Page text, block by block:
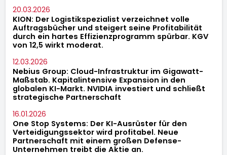
20.03.2026
KION: Der Logistikspezialist verzeichnet volle
Auftragsbücher und steigert seine Profitabilität
durch ein hartes Effizienzprogramm spürbar. KGV
von 12,5 wirkt moderat.
12.03.2026
Nebius Group: Cloud-Infrastruktur im Gigawatt-
Maßstab. Kapitalintensive Expansion in den
globalen KI-Markt. NVIDIA investiert und schließt
strategische Partnerschaft
16.01.2026
One Stop Systems: Der KI-Ausrüster für den
Verteidigungssektor wird profitabel. Neue
Partnerschaft mit einem großen Defense-
Unternehmen treibt die Aktie an.